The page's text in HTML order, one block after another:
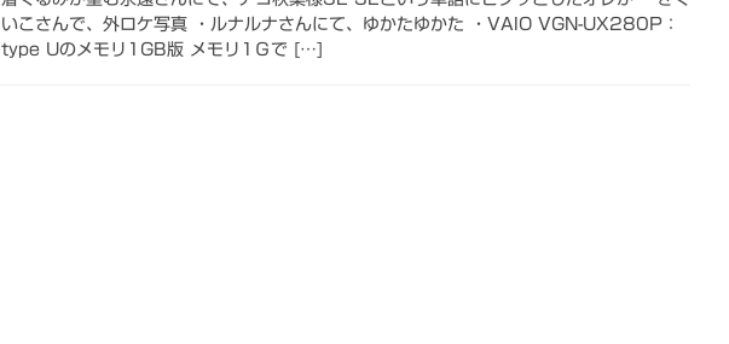
いこさんで、外ロケ写真 ・ルナルナさんにて、ゆかたゆかた ・VAIO VGN-UX280P：
type Uのメモリ1GB版 メモリ1Ｇで […]